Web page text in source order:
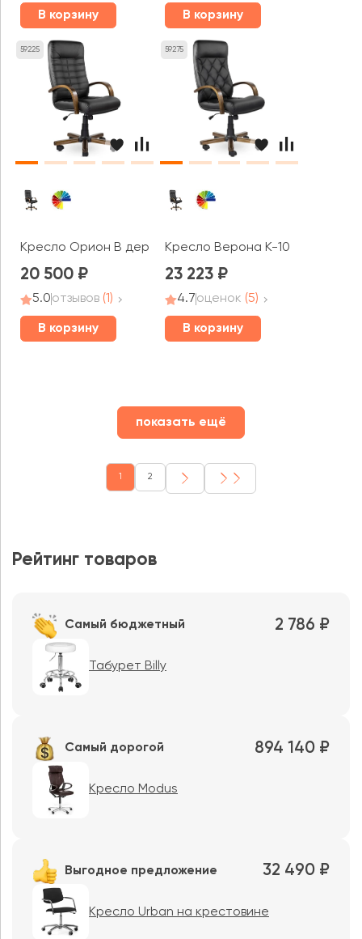
В корзину В корзину
59225
Кресло Орион В дерево
20 500
5.0отзывов (1)
В корзину
59275
Кресло Верона К-10 В дерево
23 223
4.7оценок (5)
В корзину
показать ещё
1 2
Рейтинг товаров
Самый бюджетный 2 786 ₽
Табурет Billy
Самый дорогой 894 140 ₽
Кресло Modus
Выгодное предложение 32 490 ₽
Кресло Urban на крестовине